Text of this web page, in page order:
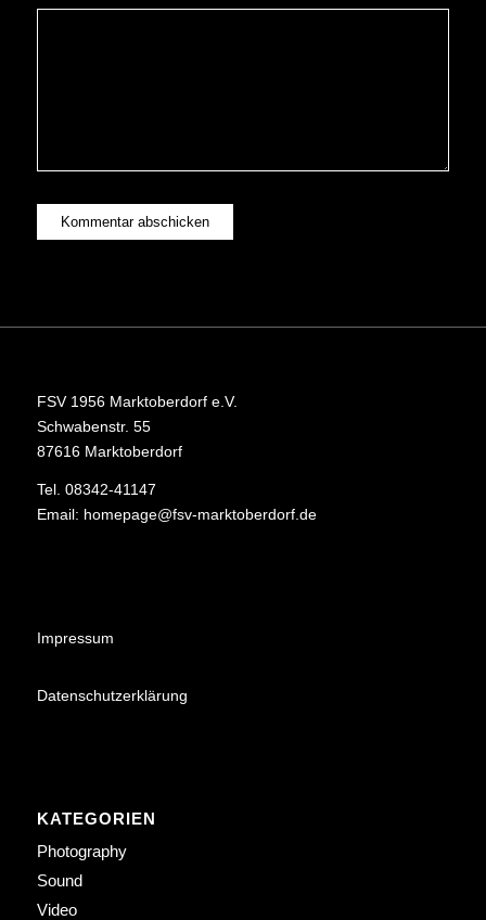
FSV 1956 Marktoberdorf e.V.
Schwabenstr. 55
87616 Marktoberdorf
Tel. 08342-41147
Email: homepage@fsv-marktoberdorf.de
Impressum
Datenschutzerklärung
KATEGORIEN
Photography
Sound
Video